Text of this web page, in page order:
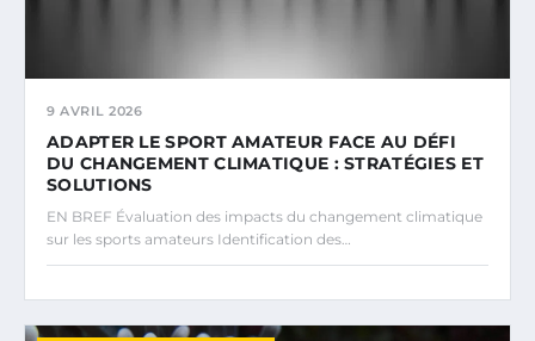
9 AVRIL 2026
ADAPTER LE SPORT AMATEUR FACE AU DÉFI
DU CHANGEMENT CLIMATIQUE : STRATÉGIES ET
SOLUTIONS
EN BREF Évaluation des impacts du changement climatique
sur les sports amateurs Identification des…